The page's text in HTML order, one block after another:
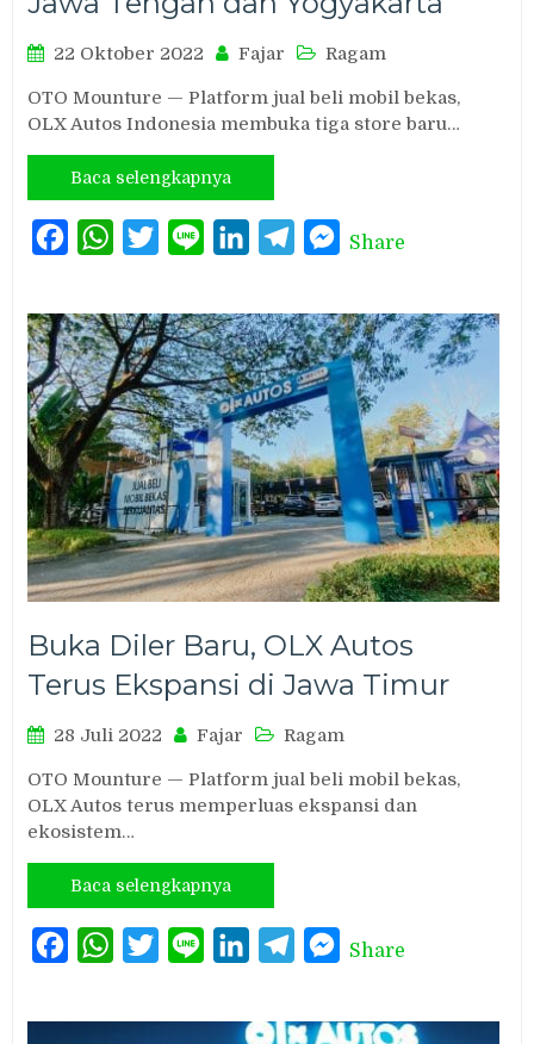
22 Oktober 2022 Fajar Ragam
OTO Mounture — Platform jual beli mobil bekas,
OLX Autos Indonesia membuka tiga store baru…
Baca selengkapnya
FacebookWhatsAppTwitterLine LinkedInTelegramMessenger
Share
Buka Diler Baru, OLX Autos
Terus Ekspansi di Jawa Timur
28 Juli 2022 Fajar Ragam
OTO Mounture — Platform jual beli mobil bekas,
OLX Autos terus memperluas ekspansi dan
ekosistem…
Baca selengkapnya
FacebookWhatsAppTwitterLine LinkedInTelegramMessenger
Share